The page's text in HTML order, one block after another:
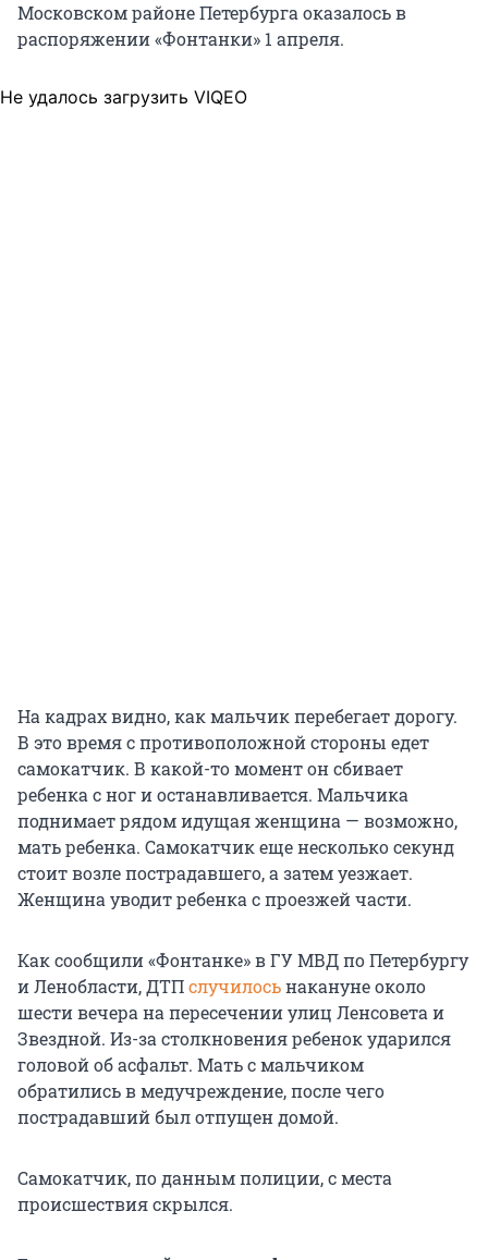
Московском районе Петербурга оказалось в
распоряжении «Фонтанки» 1 апреля.
Не удалось загрузить VIQEO
На кадрах видно, как мальчик перебегает дорогу.
В это время с противоположной стороны едет
самокатчик. В какой-то момент он сбивает
ребенка с ног и останавливается. Мальчика
поднимает рядом идущая женщина — возможно,
мать ребенка. Самокатчик еще несколько секунд
стоит возле пострадавшего, а затем уезжает.
Женщина уводит ребенка с проезжей части.
Как сообщили «Фонтанке» в ГУ МВД по Петербургу
и Ленобласти, ДТПслучилосьнакануне около
шести вечера на пересечении улиц Ленсовета и
Звездной. Из-за столкновения ребенок ударился
головой об асфальт. Мать с мальчиком
обратились в медучреждение, после чего
пострадавший был отпущен домой.
Самокатчик, по данным полиции, с места
происшествия скрылся.